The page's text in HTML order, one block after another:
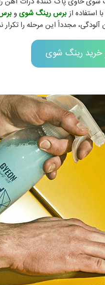
استفاده ازبرس رینگ شویو
مجدداً این مرحله را تکرار
رینگ شوی